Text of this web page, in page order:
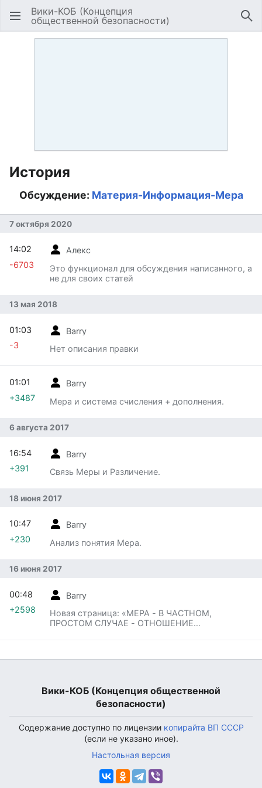
Открыть главное меню
Вики-КОБ (Концепция
общественной безопасности)
История
Обсуждение: Материя-Информация-Мера
7 октября 2020
Алекс
Это функционал для обсуждения написанного, а
не для своих статей
14:02
-6703
13 мая 2018
Barry
Нет описания правки
01:03
-3
Barry
Мера и система счисления + дополнения.
01:01
+3487
6 августа 2017
Barry
Связь Меры и Различение.
16:54
+391
18 июня 2017
Barry
Анализ понятия Мера.
10:47
+230
16 июня 2017
Barry
Новая страница: «МЕРА - В ЧАСТНОМ,
ПРОСТОМ СЛУЧАЕ - ОТНОШЕНИЕ
00:48
+2598
Вики-КОБ (Концепция общественной
безопасности)
Содержание доступно по лицензии копирайта ВП СССР
(если не указано иное).
Настольная версия